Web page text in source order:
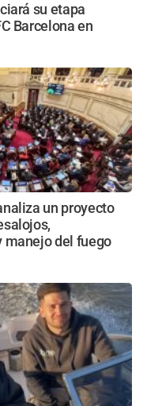
su etapa
Barcelona en
un proyecto
manejo del fuego